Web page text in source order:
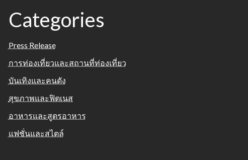
Categories
Press Release
การท่องเที่ยวและสถานที่ท่องเที่ยว
บันเทิงและคนดัง
สุขภาพและฟิตเนส
อาหารและสูตรอาหาร
แฟชั่นและสไตล์